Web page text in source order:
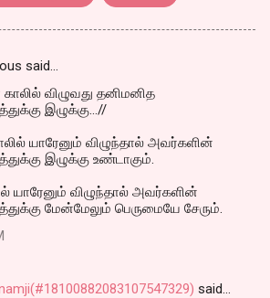
said…
விழுவது தனிமனித
இழுக்கு...//
யாரேனும் விழுந்தால் அவர்களின்
இழுக்கு உண்டாகும்.
யாரேனும் விழுந்தால் அவர்களின்
மேன்மேலும் பெருமையே சேரும்.
said…